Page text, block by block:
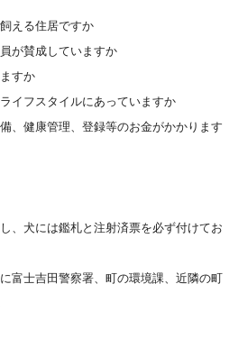
える住居ですか
が賛成していますか
すか
フスタイルにあっていますか
健康管理、登録等のお金がかかります
犬には鑑札と注射済票を必ず付けてお
士吉田警察署、町の環境課、近隣の町